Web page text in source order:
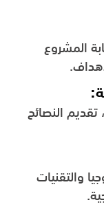
المشروع
تقديم النصائح
والتقنيات